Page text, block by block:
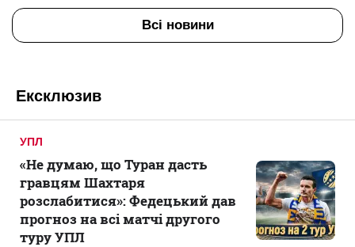
Всі новини
Ексклюзив
УПЛ
«Не думаю, що Туран дасть
гравцям Шахтаря
розслабитися»: Федецький дав
прогноз на всі матчі другого
туру УПЛ